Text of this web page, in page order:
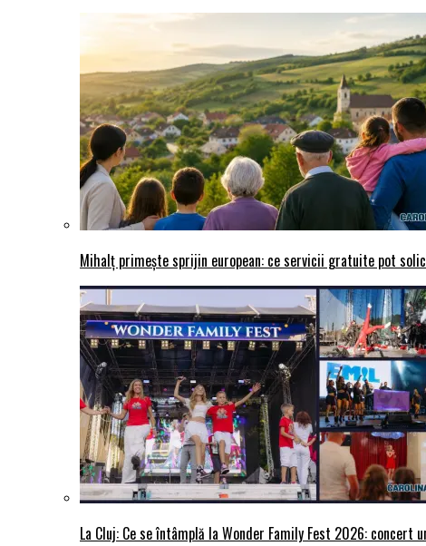
Mihalț primește sprijin european: ce servicii gratuite pot
La Cluj: Ce se întâmplă la Wonder Family Fest 2026: